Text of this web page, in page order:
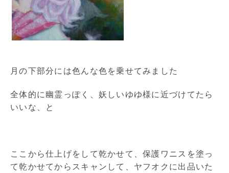
月の下部分には色んな色を乗せてみました
全体的に幽霊っぽく、妖しいゆゆ様に近づけてたら
いいな、と
ここから仕上げをして乾かせて、保護ワニスを塗っ
て乾かせてからスキャンして、ヤフオクに出品いた